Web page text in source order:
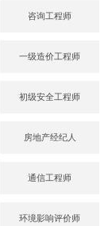
咨询工程师
一级造价工程师
初级安全工程师
房地产经纪人
通信工程师
环境影响评价师